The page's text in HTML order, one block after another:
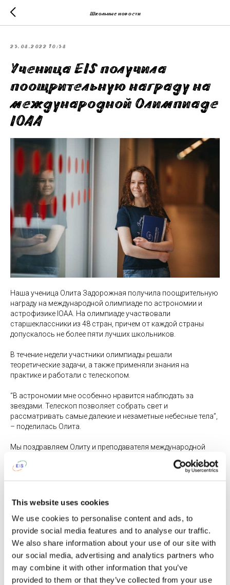
This website uses cookies
We use cookies to personalise content and ads, to
provide social media features and to analyse our traffic.
We also share information about your use of our site with
our social media, advertising and analytics partners who
may combine it with other information that you’ve
provided to them or that they’ve collected from your use
Школьные новости
23.08.2022 10:38
Ученица EIS получила
поощрительную награду на
международной Олимпиаде
IOAA
Наша ученица Олита Задорожная получила поощрительную
награду на международной олимпиаде по астрономии и
астрофизике IOAA. На олимпиаде участвовали
старшеклассники из 48 стран, причем от каждой страны
допускалось не более пяти лучших школьников.
В течение недели участники олимпиады решали
теоретические задачи, а также применяли знания на
практике и работали с телескопом.
“В астрономии мне особенно нравится наблюдать за
звездами. Телескоп позволяет собрать свет и
рассматривать самые далекие и незаметные небесные тела”,
– поделилась Олита.
Мы поздравляем Олиту и преподавателя международной
See also